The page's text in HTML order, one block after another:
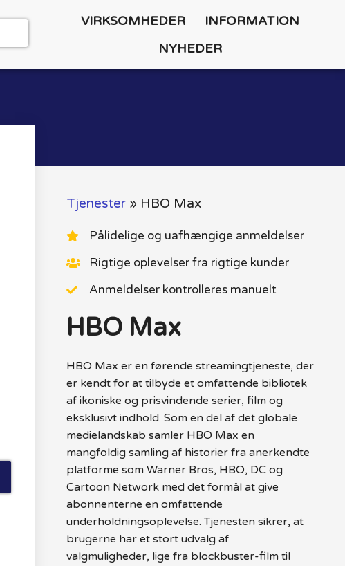
VIRKSOMHEDER
INFORMATION
NYHEDER
Tjenester» HBO Max
Pålidelige og uafhængige anmeldelser
Rigtige oplevelser fra rigtige kunder
Anmeldelser kontrolleres manuelt
HBO Max
HBO Max er en førende streamingtjeneste, der
er kendt for at tilbyde et omfattende bibliotek
af ikoniske og prisvindende serier, film og
eksklusivt indhold. Som en del af det globale
medielandskab samler HBO Max en
mangfoldig samling af historier fra anerkendte
platforme som Warner Bros, HBO, DC og
Cartoon Network med det formål at give
abonnenterne en omfattende
underholdningsoplevelse. Tjenesten sikrer, at
brugerne har et stort udvalg af
valgmuligheder, lige fra blockbuster-film til